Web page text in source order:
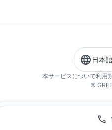
日本語
本サービスについて利用
©